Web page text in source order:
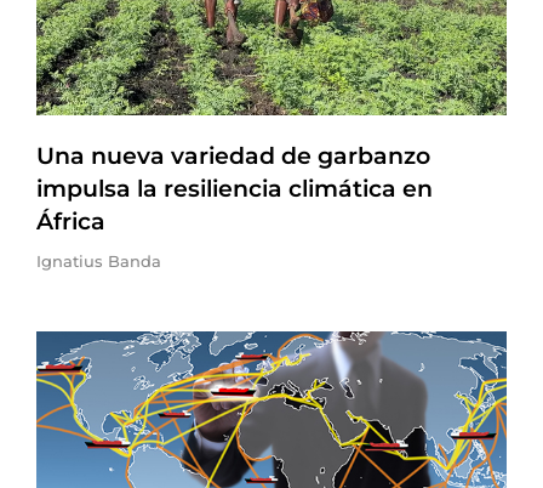
Una nueva variedad de garbanzo
impulsa la resiliencia climática en
África
Ignatius Banda